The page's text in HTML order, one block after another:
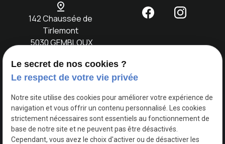
pin_drop
142 Chaussée de
Tirlemont
5030 GEMBLOUX
Accueil
Notre LocationEvènements
Mentions légales
TVA
Intracommunautaire :
BE0749730618
Le secret de nos cookies ?
Le respect de votre vie privée
Notre site utilise des cookies pour améliorer votre expérience de
navigation et vous offrir un contenu personnalisé. Les cookies
strictement nécessaires sont essentiels au fonctionnement de
base de notre site et ne peuvent pas être désactivés.
Cependant, vous avez le choix d'activer ou de désactiver les